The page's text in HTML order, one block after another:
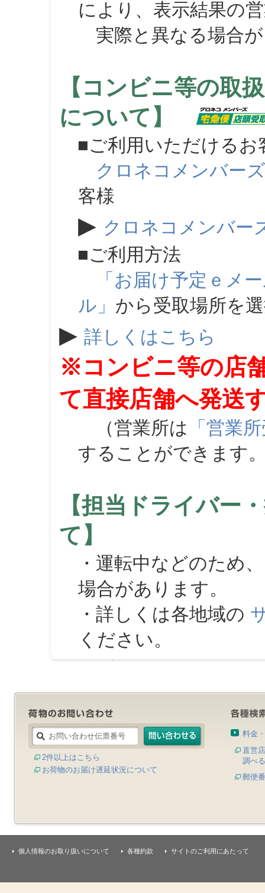
により、表示結果の
実際と異なる場合が
【コンビニ等の取
について】
■ご利用いただけるお
クロネコメンバーズ
客様
▶ クロネコメンバー
■ご利用方法
「お届け予定ｅメ
ル」 から受取場所を
▶ 詳しくはこちら
※コンビニ等の店
て直接店舗へ発送
（営業所は 「営業
することができます
【担当ドライバー
て】
・運転中などのため
場合があります。
・詳しくは各地域の
ください。
2件以上はこちら
お荷物のお届け遅延状況について
料金
直営
調べる
郵便
個人情報のお取り扱いについて 各種約款 サイトのご利用にあたって